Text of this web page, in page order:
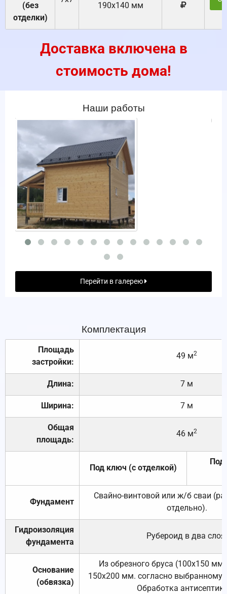
(без
отделки)
190х140 мм
Доставка включена в
стоимость дома!
Наши работы
Перейти в галерею
Комплектация
Площадь
застройки:
49 м2
Длина: 7 м
Ширина: 7 м
Общая
площадь:
46 м2
Под ключ (с отделкой)
Под
Фундамент
Свайно-винтовой или ж/б сваи
отдельно).
Гидроизоляция
фундамента
Рубероид в два слоя.
Основание
(обвязка)
Из обрезного бруса (100х150
150х200 мм. согласно выбранному
Обработка